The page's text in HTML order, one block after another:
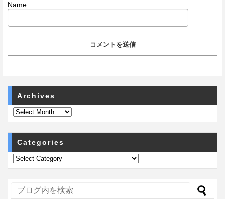
Name
Archives
Categories